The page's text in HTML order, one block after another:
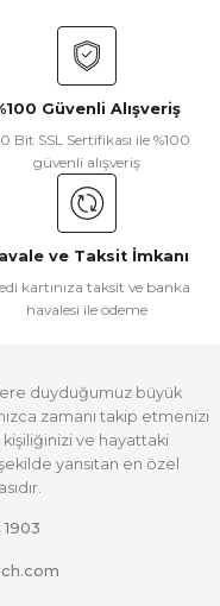
Güvenli Alışveriş
Bit SSL Sertifikası ile %100
güvenli alışveriş
ve Taksit İmkanı
kartınıza taksit ve banka
havalesi ile ödeme
duyduğumuz büyük
zamanı takip etmenizi
kişiliğinizi ve hayattaki
yansıtan en özel